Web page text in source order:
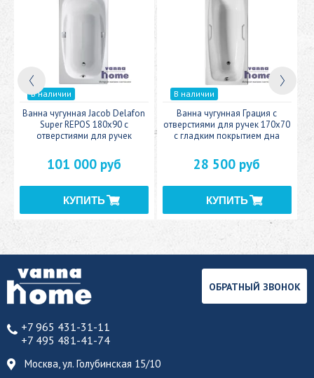
В наличии
Ванна чугунная Jacob Delafon
Super REPOS 180х90 с
отверстиями для ручек
101 000 руб
В наличии
Ванна чугунная Грация с
отверстиями для ручек 170х70
с гладким покрытием дна
28 500 руб
+7 965 431-31-11
+7 495 481-41-74
Москва, ул. Голубинская 15/10
ОБРАТНЫЙ ЗВОНОК